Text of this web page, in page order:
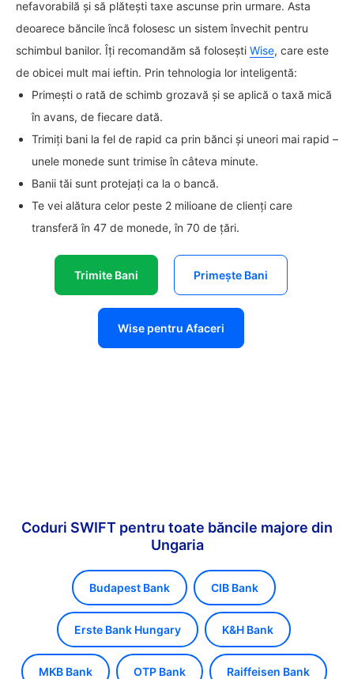
nefavorabilă și să plătești taxe ascunse prin urmare. Asta
deoarece băncile încă folosesc un sistem învechit pentru
schimbul banilor. Îți recomandăm să folosești Wise, care este
de obicei mult mai ieftin. Prin tehnologia lor inteligentă:
Primești o rată de schimb grozavă și se aplică o taxă mică
în avans, de fiecare dată.
Trimiți bani la fel de rapid ca prin bănci și uneori mai rapid –
unele monede sunt trimise în câteva minute.
Banii tăi sunt protejați ca la o bancă.
Te vei alătura celor peste 2 milioane de clienți care
transferă în 47 de monede, în 70 de țări.
Trimite Bani Primește Bani
Wise pentru Afaceri
Coduri SWIFT pentru toate băncile majore din
Ungaria
Budapest Bank CIB Bank
Erste Bank Hungary K&H Bank
MKB Bank OTP Bank Raiffeisen Bank